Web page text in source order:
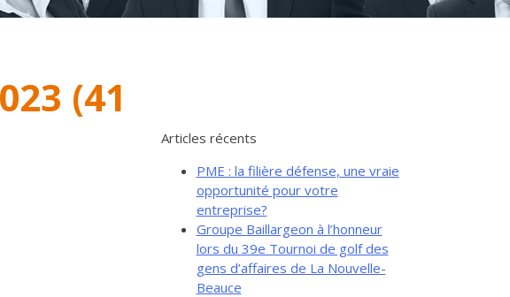
(41
Articles récents
PME : la filière défense, une vraie
opportunité pour votre
entreprise?
Groupe Baillargeon à l’honneur
lors du 39e Tournoi de golf des
gens d’affaires de La Nouvelle-
Beauce